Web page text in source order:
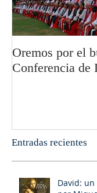
Oremos por el
Conferencia de
Entradas recientes
David: un